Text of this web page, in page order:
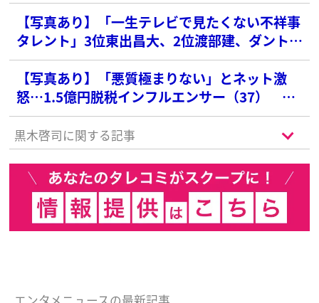
生活”も終焉か
【写真あり】「一生テレビで見たくない不祥事
タレント」3位東出昌大、2位渡部建、ダントツ
1位の俳優は？
【写真あり】「悪質極まりない」とネット激
怒…1.5億円脱税インフルエンサー（37） 元
参院議員の父・白眞勲氏は「一切のコメントを
差し控えるよう指示を受けている」
黒木啓司に関する記事